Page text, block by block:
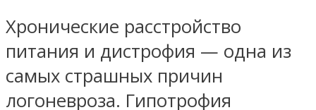
Хронические расстройство
питания и дистрофия — одна из
самых страшных причин
логоневроза. Гипотрофия